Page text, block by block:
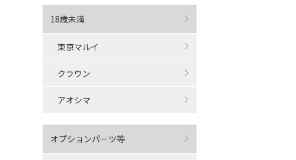
18歳未満
東京マルイ
クラウン
アオシマ
オプションパーツ等